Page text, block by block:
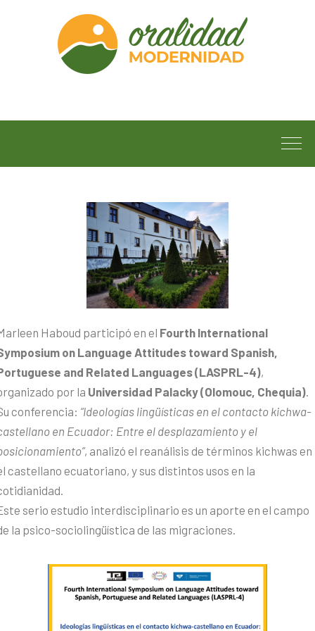
Haboud participó en el Fourth International
on Language Attitudes toward Spanish,
and Related Languages (LASPRL-4),
por la Universidad Palacky (Olomouc, Chequia).
conferencia: “Ideologías lingüísticas en el contacto kichwa-
en Ecuador: Entre el desplazamiento y el
, analizó el reanálisis de términos kichwas en
castellano ecuatoriano, y sus distintos usos en la
serio estudio interdisciplinario es un aporte en el campo
la psico-sociolingüística de las migraciones.